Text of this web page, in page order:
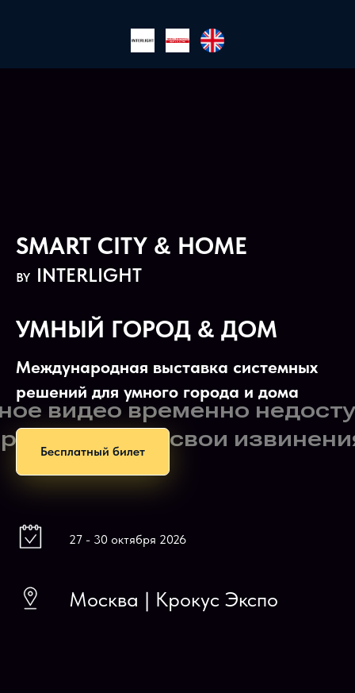
SMART CITY & HOME
BY INTERLIGHT
УМНЫЙ ГОРОД & ДОМ
Международная выставка системных
решений для умного города и дома
Бесплатный билет
27 - 30 октября 2026
Москва | Крокус Экспо